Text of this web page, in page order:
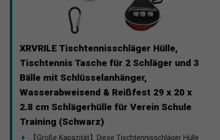
XRVRILE Tischtennisschläger Hülle,
Tischtennis Tasche für 2 Schläger und 3
Bälle mit Schlüsselanhänger,
Wasserabweisend & Reißfest 29 x 20 x
2.8 cm Schlägerhülle für Verein Schule
Training (Schwarz)
【Große Kapazität】Diese Tischtennisschläger Hülle